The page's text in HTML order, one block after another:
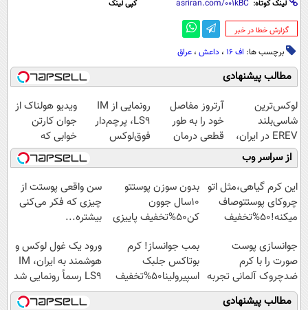
لینک کوتاه: کپی لینک
‌گزارش خطا در خبر
برچسب ها: اف 16 ، داعش ، عراق
مطالب پیشنهادی
لوکس‌ترین
شاسی‌بلند
EREV در ایران،
توسط نیکا موتور
رونمایی شد!
آرتروز مفاصل
خود را به طور
قطعی درمان
کنید!
◗پرسش‌نامه◖
رونمایی از IM
LS9، پرچم‌دار
فوق‌لوکس
EREV وارد بازار
ایران شد
ویدیو هولناک از
جوان کارتن
خوابی که
میلیاردر شد.
آموزش رایگان
از سراسر وب
این کرم گیاهی،مثل اتو
چروکای پوستتوصاف
میکنه!50%تخفیف
بدون سوزن پوستتو
10سال جوون
کن50%تخفیف پاییزی
سن واقعی پوستت از
چیزی که فکر می‌کنی
بیشتره...
جوانسازی پوست
صورت را با کرم
ضدچروک آلمانی تجربه
کنید!
بمب جوانساز! کرم
بوتاکس جلبک
اسپیرولینا50%تخفیف
ورود یک غول لوکس و
هوشمند به ایران، IM
LS9 رسماً رونمایی شد
مطالب پیشنهادی